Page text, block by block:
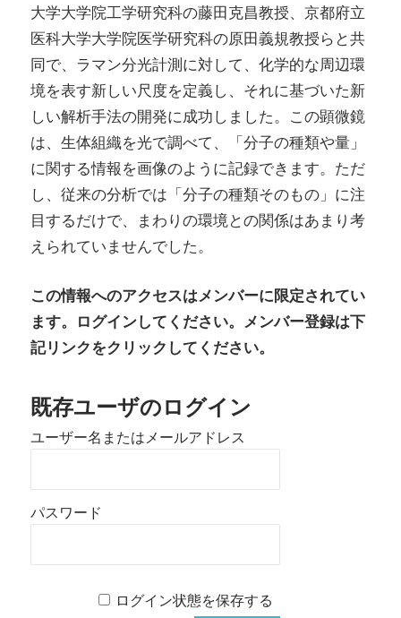
⼤学⼤学院⼯学研究科の藤⽥克昌教授、京都府⽴
医科⼤学⼤学院医学研究科の原⽥義規教授らと共
同で、ラマン分光計測に対して、化学的な周辺環
境を表す新しい尺度を定義し、それに基づいた新
しい解析⼿法の開発に成功しました。この顕微鏡
は、⽣体組織を光で調べて、「分⼦の種類や量」
に関する情報を画像のように記録できます。ただ
し、従来の分析では「分⼦の種類そのもの」に注
⽬するだけで、まわりの環境との関係はあまり考
えられていませんでした。
この情報へのアクセスはメンバーに限定されてい
ます。ログインしてください。メンバー登録は下
記リンクをクリックしてください。
既存ユーザのログイン
ユーザー名またはメールアドレス
パスワード
ログイン状態を保存する